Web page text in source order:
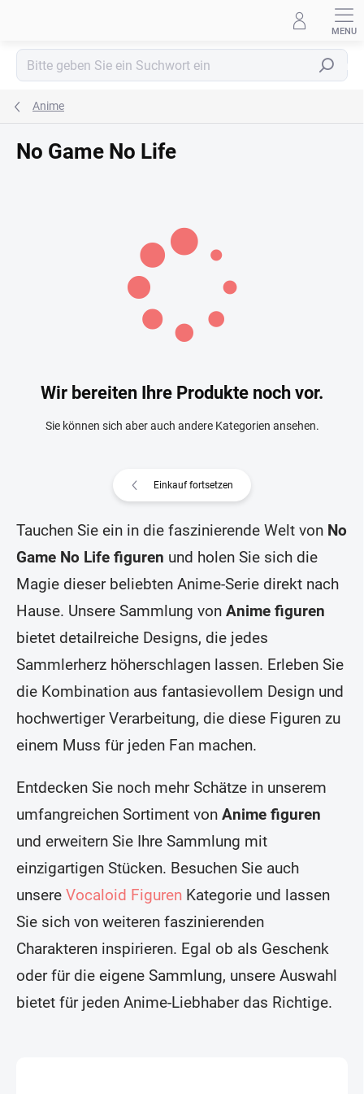
Suchen
Anime
No Game No Life
Wir bereiten Ihre Produkte noch vor.
Sie können sich aber auch andere Kategorien ansehen.
Einkauf fortsetzen
Tauchen Sie ein in die faszinierende Welt von No
Game No Life figuren und holen Sie sich die
Magie dieser beliebten Anime-Serie direkt nach
Hause. Unsere Sammlung von Anime figuren
bietet detailreiche Designs, die jedes
Sammlerherz höherschlagen lassen. Erleben Sie
die Kombination aus fantasievollem Design und
hochwertiger Verarbeitung, die diese Figuren zu
einem Muss für jeden Fan machen.
Entdecken Sie noch mehr Schätze in unserem
umfangreichen Sortiment von Anime figuren
und erweitern Sie Ihre Sammlung mit
einzigartigen Stücken. Besuchen Sie auch
unsere Vocaloid Figuren Kategorie und lassen
Sie sich von weiteren faszinierenden
Charakteren inspirieren. Egal ob als Geschenk
oder für die eigene Sammlung, unsere Auswahl
bietet für jeden Anime-Liebhaber das Richtige.